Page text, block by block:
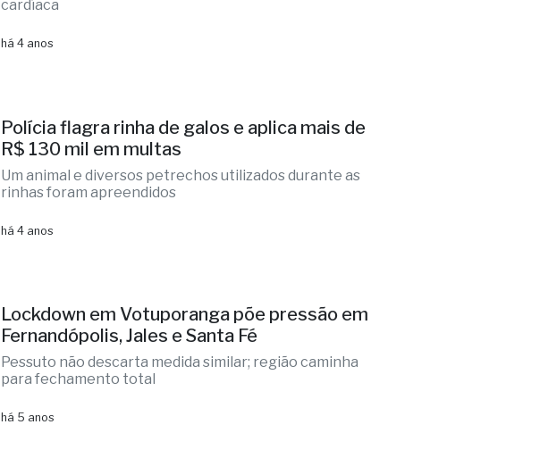
cardíaca
há 4 anos
Polícia flagra rinha de galos e aplica mais de
R$ 130 mil em multas
Um animal e diversos petrechos utilizados durante as
rinhas foram apreendidos
há 4 anos
Lockdown em Votuporanga põe pressão em
Fernandópolis, Jales e Santa Fé
Pessuto não descarta medida similar; região caminha
para fechamento total
há 5 anos